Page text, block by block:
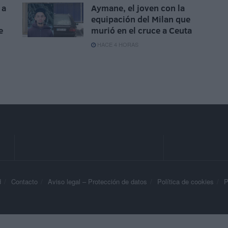
Aymane, el joven con la
equipación del Milan que
murió en el cruce a Ceuta
HACE 4 HORAS
Contacto Aviso legal – Protección de datos Política de cookies